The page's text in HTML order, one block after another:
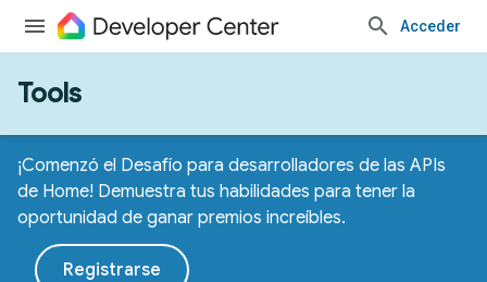
Acceder
Tools
¡Comenzó el Desafío para desarrolladores de las APIs
de Home! Demuestra tus habilidades para tener la
oportunidad de ganar premios increíbles.
Registrarse